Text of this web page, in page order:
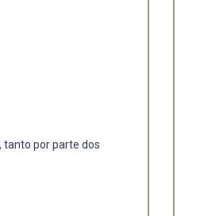
tanto por parte dos